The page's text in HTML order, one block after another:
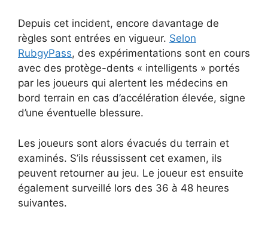
Depuis cet incident, encore davantage de
règles sont entrées en vigueur. Selon
RubgyPass, des expérimentations sont en cours
avec des protège-dents « intelligents » portés
par les joueurs qui alertent les médecins en
bord terrain en cas d’accélération élevée, signe
d’une éventuelle blessure.
Les joueurs sont alors évacués du terrain et
examinés. S’ils réussissent cet examen, ils
peuvent retourner au jeu. Le joueur est ensuite
également surveillé lors des 36 à 48 heures
suivantes.